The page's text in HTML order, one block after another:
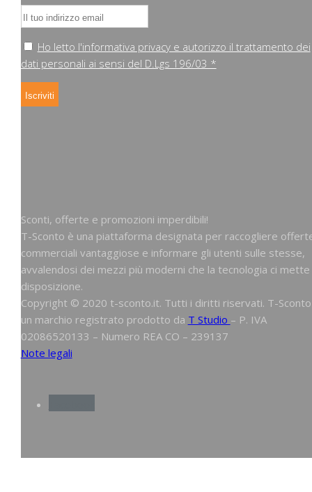
Ho letto l'informativa privacy e autorizzo il trattamento dei
dati personali ai sensi del D.Lgs 196/03 *
Sconti, offerte e promozioni imperdibili!
T-Sconto è una piattaforma designata per raccogliere
commerciali vantaggiose e informare gli utenti sulle stesse,
avvalendosi dei mezzi più moderni che la tecnologia ci mette
disposizione.
Copyright © 2020 t-sconto.it. Tutti i diritti riservati. T-
un marchio registrato prodotto da T Studio – P. IVA
02086520133 – Numero REA CO – 239137
Note legali